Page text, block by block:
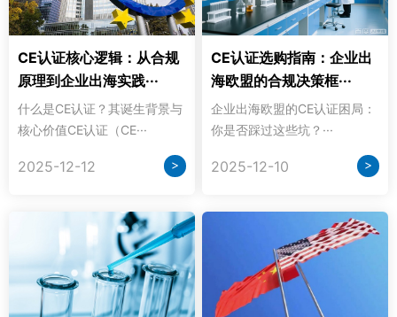
CE认证核心逻辑：从合规
原理到企业出海实践···
什么是CE认证？其诞生背景与
核心价值CE认证（CE···
2025-12-12 >
CE认证选购指南：企业出
海欧盟的合规决策框···
企业出海欧盟的CE认证困局：
你是否踩过这些坑？···
2025-12-10 >